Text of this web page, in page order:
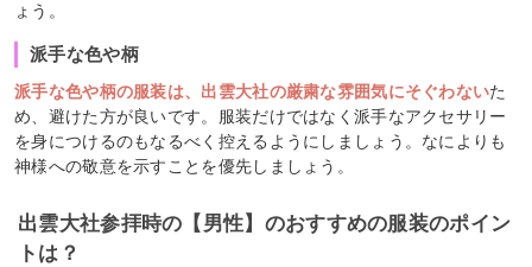
ょう。
派手な色や柄
派手な色や柄の服装は、出雲大社の厳粛な雰囲気にそぐわないた
め、避けた方が良いです。服装だけではなく派手なアクセサリー
を身につけるのもなるべく控えるようにしましょう。なによりも
神様への敬意を示すことを優先しましょう。
出雲大社参拝時の【男性】のおすすめの服装のポイン
トは？